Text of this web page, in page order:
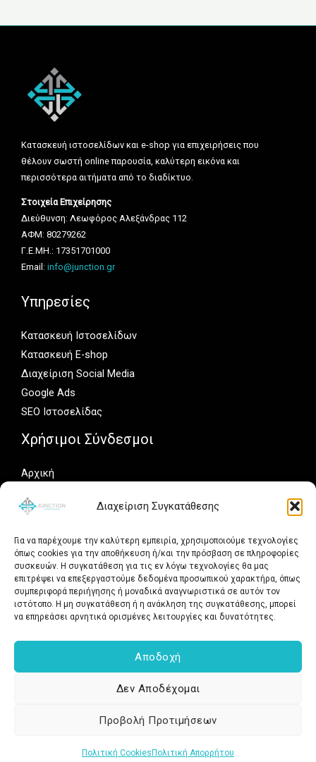
Διαχείριση Συγκατάθεσης
Για να παρέχουμε την καλύτερη εμπειρία, χρησιμοποιούμε τεχνολογίες
όπως cookies για την αποθήκευση ή/και την πρόσβαση σε πληροφορίες
συσκευών. Η συγκατάθεση για τις εν λόγω τεχνολογίες θα μας
επιτρέψει να επεξεργαστούμε δεδομένα προσωπικού χαρακτήρα, όπως
συμπεριφορά περιήγησης ή μοναδικά αναγνωριστικά σε αυτόν τον
ιστότοπο. Η μη συγκατάθεση ή η ανάκληση της συγκατάθεσης, μπορεί
να επηρεάσει αρνητικά ορισμένες λειτουργίες και δυνατότητες.
Αποδοχή
Δεν Αποδέχομαι
Προβολή Προτιμήσεων
Πολιτική Cookies Πολιτική Απορρήτου
Κατασκευή ιστοσελίδων και e-shop για επιχειρήσεις που
θέλουν σωστή online παρουσία, καλύτερη εικόνα και
περισσότερα αιτήματα από το διαδίκτυο.
Στοιχεία Επιχείρησης
Διεύθυνση: Λεωφόρος Αλεξάνδρας 112
ΑΦΜ: 80279262
Γ.Ε.ΜΗ.: 17351701000
Email: info@junction.gr
Υπηρεσίες
Κατασκευή Ιστοσελίδων
Κατασκευή E-shop
Διαχείριση Social Media
Google Ads
SEO Ιστοσελίδας
Χρήσιμοι Σύνδεσμοι
Αρχική
Γιατί Junction
Δωρεάν Αξιολόγηση
Social Media
Ακολουθήστε τη Junction.gr για νέα έργα, ιδέες και
Copyright © 2026 junction.gr - Κατασκευή Ιστοσελίδων & E-shop.
Powered by junction.gr